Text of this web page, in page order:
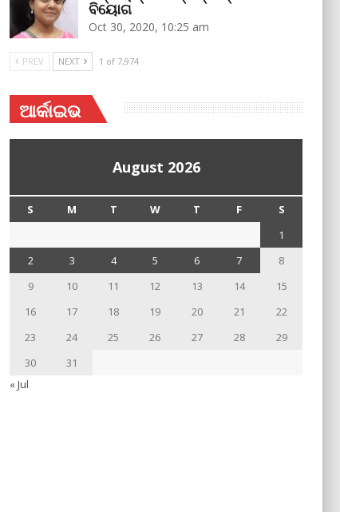
ବିୟୋଗ
Oct 30, 2020, 10:25 am
PREV NEXT 1 of 7,974
ଆର୍କାଇଭ
August 2026
S M T W T F
S
1
2
3 4 5 6 7
8
9
10 11 12 13 14
15
16
17 18 19 20 21
22
23
24 25 26 27 28
29
30
31
« Jul